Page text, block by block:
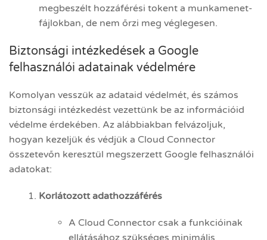
megbeszélt hozzáférési tokent a munkamenet-
fájlokban, de nem őrzi meg véglegesen.
Biztonsági intézkedések a Google
felhasználói adatainak védelmére
Komolyan vesszük az adataid védelmét, és számos
biztonsági intézkedést vezettünk be az információid
védelme érdekében. Az alábbiakban felvázoljuk,
hogyan kezeljük és védjük a Cloud Connector
összetevőn keresztül megszerzett Google felhasználói
adatokat:
Korlátozott adathozzáférés
A Cloud Connector csak a funkcióinak
ellátásához szükséges minimális